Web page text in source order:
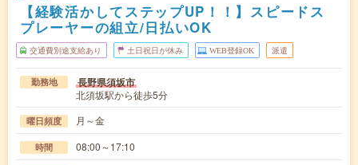
【経験活かしてステップUP！！】スピードス
プレーヤーの組立/日払いOK
交通費別途支給あり 土日祝日が休み WEB登録OK 派遣
勤務地 長野県須坂市
北須坂駅から徒歩5分
曜日頻度 月～金
時間 08:00～17:10